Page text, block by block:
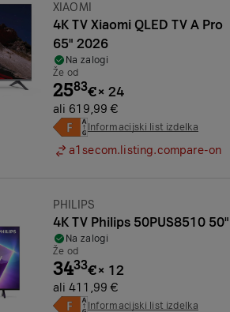
Znamka:
XIAOMI
4K TV Xiaomi QLED TV A Pro
65" 2026
Na zalogi
Že od
2583€× 24
ali 619,99 €
Informacijski list izdelka
a1secom.listing.compare-on
Znamka:
PHILIPS
4K TV Philips 50PUS8510 50"
Na zalogi
Že od
3433€× 12
ali 411,99 €
Informacijski list izdelka